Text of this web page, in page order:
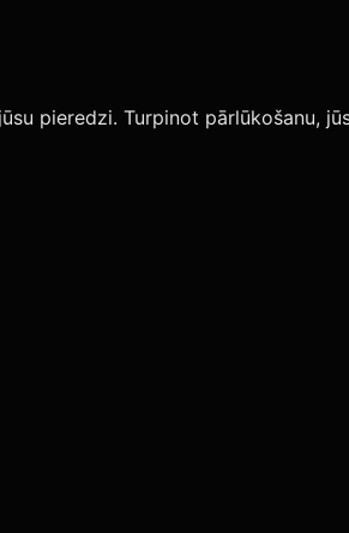
pieredzi. Turpinot pārlūkošanu,